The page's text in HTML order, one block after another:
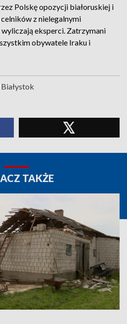
Polskę opozycji białoruskiej i
z nielegalnymi
eksperci. Zatrzymani
obywatele Iraku i
TAKŻE